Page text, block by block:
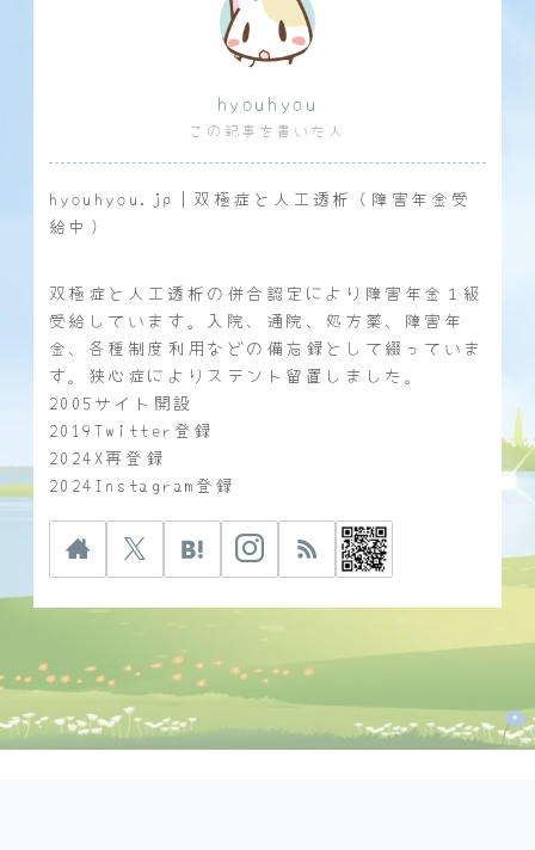
hyouhyou
この記事を書いた人
hyouhyou.jp｜双極症と人工透析（障害年金受
給中）
双極症と人工透析の併合認定により障害年金１級
受給しています。入院、通院、処方薬、障害年
金、各種制度利用などの備忘録として綴っていま
す。狭心症によりステント留置しました。
2005サイト開設
2019Twitter登録
2024X再登録
2024Instagram登録